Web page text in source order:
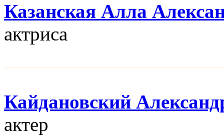
Казанская Алла
актриса
Кайдановский
актер